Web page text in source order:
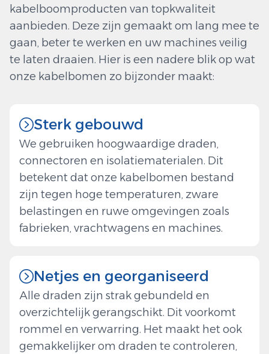
kabelboomproducten van topkwaliteit
aanbieden. Deze zijn gemaakt om lang mee te
gaan, beter te werken en uw machines veilig
te laten draaien. Hier is een nadere blik op wat
onze kabelbomen zo bijzonder maakt:
Sterk gebouwd
We gebruiken hoogwaardige draden,
connectoren en isolatiematerialen. Dit
betekent dat onze kabelbomen bestand
zijn tegen hoge temperaturen, zware
belastingen en ruwe omgevingen zoals
fabrieken, vrachtwagens en machines.
Netjes en georganiseerd
Alle draden zijn strak gebundeld en
overzichtelijk gerangschikt. Dit voorkomt
rommel en verwarring. Het maakt het ook
gemakkelijker om draden te controleren,